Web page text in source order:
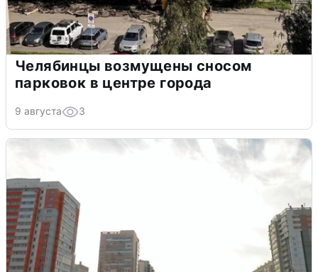
Челябинцы возмущены сносом
парковок в центре города
9 августа 3